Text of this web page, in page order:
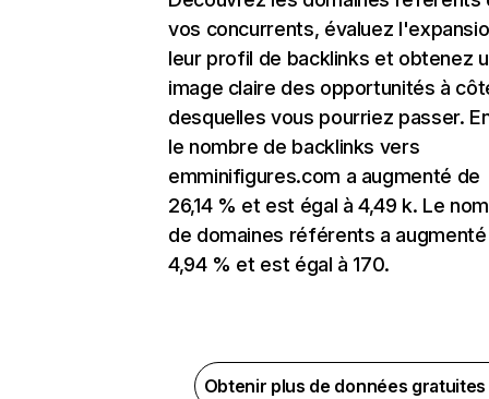
vos concurrents, évaluez
leur profil de backlinks et obtenez
image claire des opportunités à
desquelles vous pourriez passer.
le nombre de backlinks vers
emminifigures.com a augmenté de
26,14 % et est égal à 4,49 k. Le
de domaines référents a
4,94 % et est égal à 170.
Obtenir plus de données